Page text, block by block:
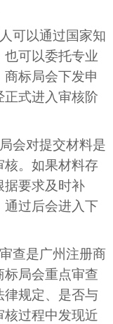
可以通过国家知
可以委托专业
标局会下发申
式进入审核阶
会对提交材料是
。如果材料存
据要求及时补
通过后会进入下
查是广州注册商
局会重点审查
律规定、是否与
过程中发现近